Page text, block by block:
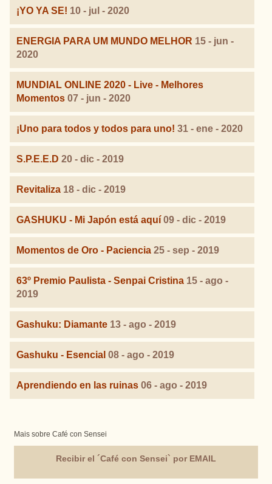
¡YO YA SE! 10 - jul - 2020
ENERGIA PARA UM MUNDO MELHOR 15 - jun -
2020
MUNDIAL ONLINE 2020 - Live - Melhores
Momentos 07 - jun - 2020
¡Uno para todos y todos para uno! 31 - ene - 2020
S.P.E.E.D 20 - dic - 2019
Revitaliza 18 - dic - 2019
GASHUKU - Mi Japón está aquí 09 - dic - 2019
Momentos de Oro - Paciencia 25 - sep - 2019
63º Premio Paulista - Senpai Cristina 15 - ago -
2019
Gashuku: Diamante 13 - ago - 2019
Gashuku - Esencial 08 - ago - 2019
Aprendiendo en las ruinas 06 - ago - 2019
Mais sobre Café con Sensei
Recibir el ´Café con Sensei` por EMAIL